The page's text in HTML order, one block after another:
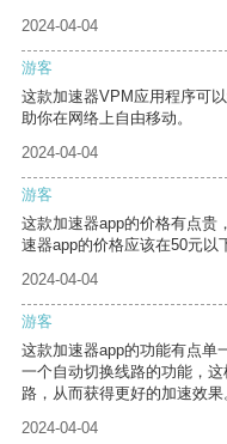
2024-04-04
游客
这款加速器VPM应用程序可
助你在网络上自由移动。
2024-04-04
游客
这款加速器app的价格有点贵
速器app的价格应该在50元以
2024-04-04
游客
这款加速器app的功能有点单
一个自动切换线路的功能，
路，从而获得更好的加速效果
2024-04-04